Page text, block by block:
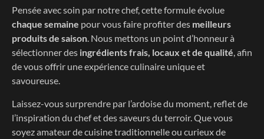
Pensée avec soin par notre chef, cette formule évolue
chaque semaine pour vous faire profiter des meilleurs
produits de saison. Nous mettons un point d’honneur à
sélectionner des ingrédients frais, locaux et de qualité, afin
de vous offrir une expérience culinaire unique et
savoureuse.
Laissez-vous surprendre par l’ardoise du moment, reflet de
l’inspiration du chef et des saveurs du terroir. Que vous
soyez amateur de cuisine traditionnelle ou curieux de